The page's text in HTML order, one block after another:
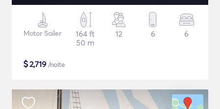
Motor Sailer
164 ft
50 m
12 6 6
$2,719 /noite